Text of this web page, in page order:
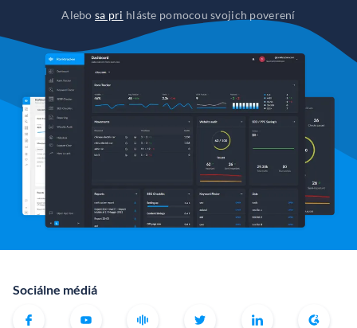
Alebosa pri hláste pomocou svojich poverení
Sociálne médiá